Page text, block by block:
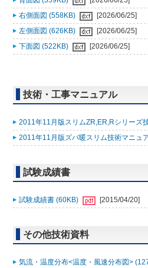
右側面図 (558KB)
[2026/06/25]
左側面図 (626KB)
[2026/06/25]
下面図 (522KB)
[2026/06/25]
技術・工事マニュアル
2011年11月版スリムZR,ER,Rシリーズ
2011年11月版ズバ暖スリム技術マニュ
試験成績書
試験成績書 (60KB) [2015/04/20]
その他技術資料
気流・温度分布<温度・風速分布図>